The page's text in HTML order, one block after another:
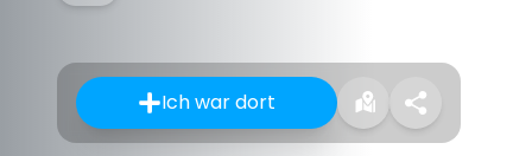
Ich war dort